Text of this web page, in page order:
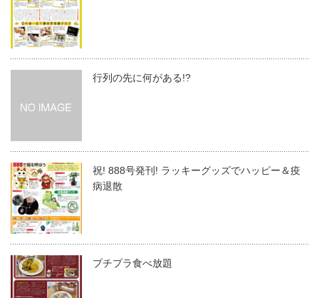
行列の先に何がある!?
祝! 888号発刊! ラッキーグッズでハッピー＆疫
病退散
プチプラ食べ放題